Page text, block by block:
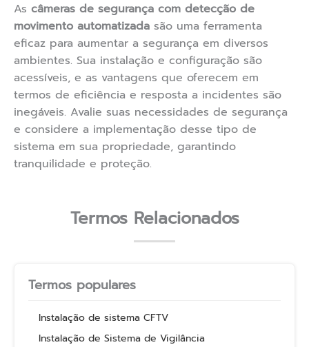
As câmeras de segurança com detecção de
movimento automatizada são uma ferramenta
eficaz para aumentar a segurança em diversos
ambientes. Sua instalação e configuração são
acessíveis, e as vantagens que oferecem em
termos de eficiência e resposta a incidentes são
inegáveis. Avalie suas necessidades de segurança
e considere a implementação desse tipo de
sistema em sua propriedade, garantindo
tranquilidade e proteção.
Termos Relacionados
Termos populares
Instalação de sistema CFTV
Instalação de Sistema de Vigilância